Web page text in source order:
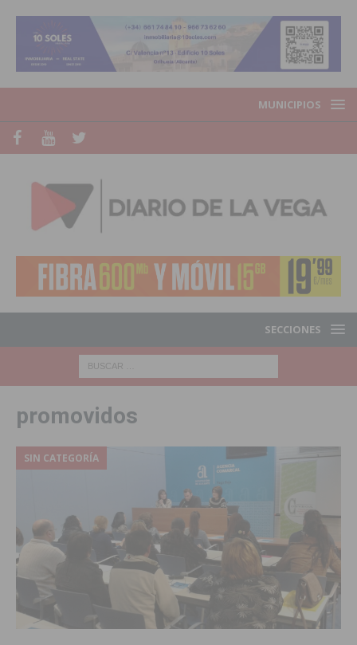
MUNICIPIOS
SECCIONES
promovidos
SIN CATEGORÍA